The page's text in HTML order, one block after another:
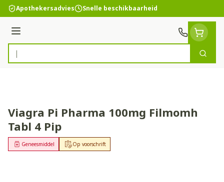
Ga naar de inhoud
Apothekersadvies Snelle beschikbaarheid
Menu
Product, merk, categorie...
Zoek
Viagra Pi Pharma 100mg Filmomh
Tabl 4 Pip
Op voorschrift
Geneesmiddel